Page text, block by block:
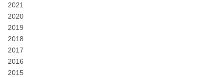
2021
2020
2019
2018
2017
2016
2015